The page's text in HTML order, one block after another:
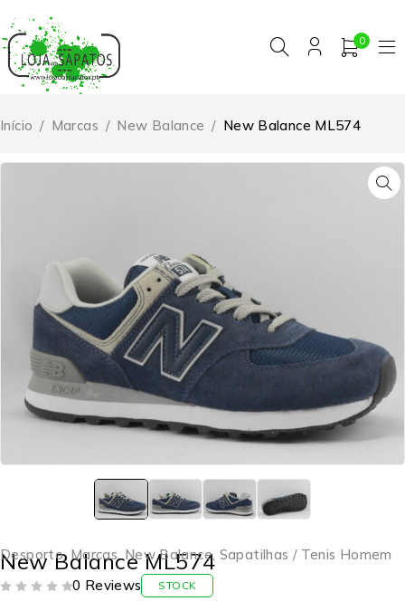
0
Início / Marcas / New Balance / New Balance ML574
Desporto, Marcas,New Balance, Sapatilhas / Tenis Homem
New Balance ML574
0 Reviews STOCK